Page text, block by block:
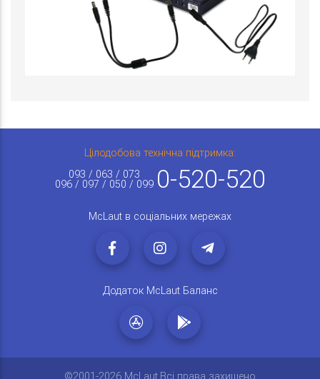
Цілодобова технічна підтримка:
093 / 063 / 073
096 / 097 / 050 / 099 0-520-520
McLaut в соціальних мережах
Додаток McLaut Баланс
©2001-2026 McLaut.Всі права захищено